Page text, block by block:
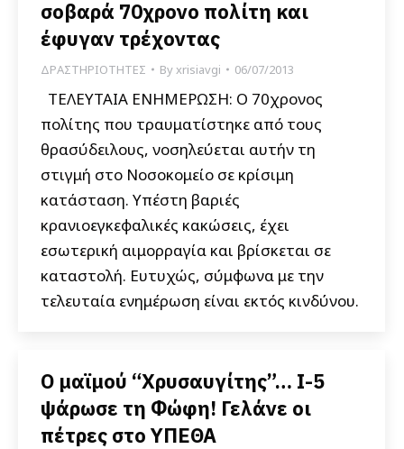
σοβαρά 70χρονο πολίτη και
έφυγαν τρέχοντας
ΔΡΑΣΤΗΡΙΟΤΗΤΕΣ Byxrisiavgi 06/07/2013
ΤΕΛΕΥΤΑΙΑ ΕΝΗΜΕΡΩΣΗ: Ο 70χρονος
πολίτης που τραυματίστηκε από τους
θρασύδειλους, νοσηλεύεται αυτήν τη
στιγμή στο Νοσοκομείο σε κρίσιμη
κατάσταση. Υπέστη βαριές
κρανιοεγκεφαλικές κακώσεις, έχει
εσωτερική αιμορραγία και βρίσκεται σε
καταστολή. Ευτυχώς, σύμφωνα με την
τελευταία ενημέρωση είναι εκτός κινδύνου.
Ο μαϊμού “Χρυσαυγίτης”… Ι-5
ψάρωσε τη Φώφη! Γελάνε οι
πέτρες στο ΥΠΕΘΑ